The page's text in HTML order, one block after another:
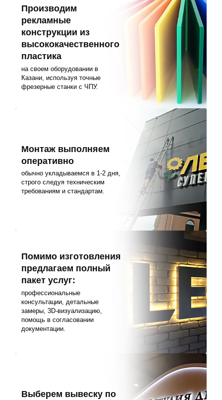
Производим
рекламные
конструкции из
высококачественного
пластика
на своем оборудовании в
Казани, используя точные
фрезерные станки с ЧПУ.
Монтаж выполняем
оперативно
обычно укладываемся в 1-2 дня,
строго следуя техническим
требованиям и стандартам.
Помимо изготовления
предлагаем полный
пакет услуг:
профессиональные
консультации, детальные
замеры, 3D-визуализацию,
помощь в согласовании
документации.
Выберем вывеску по